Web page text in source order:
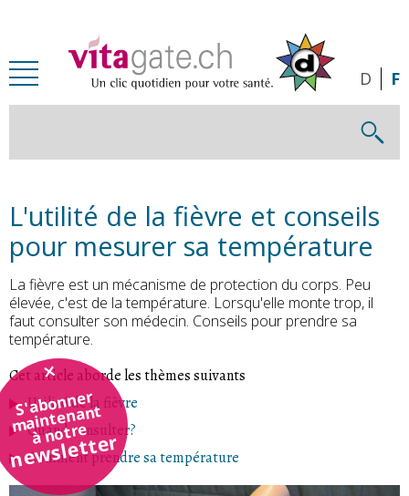
S'abonner
maintenant
à notre
newsletter
D F
L'utilité de la fièvre et conseils
pour mesurer sa température
La fièvre est un mécanisme de protection du corps. Peu
élevée, c'est de la température. Lorsqu'elle monte trop, il
faut consulter son médecin. Conseils pour prendre sa
température.
Cet article aborde les thèmes suivants
Utilité de la fièvre
Quand consulter?
Comment prendre sa température